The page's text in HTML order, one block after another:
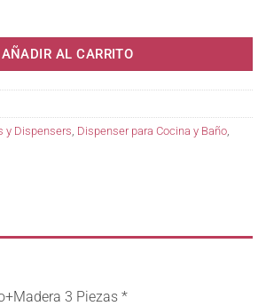
AÑADIR AL CARRITO
y Dispensers Dispenser para Cocina y Baño
3 Piezas *